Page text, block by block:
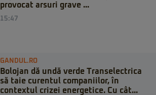
provocat arsuri grave ...
15:47
GANDUL.RO
Bolojan dă undă verde Transelectrica
să taie curentul companiilor, în
contextul crizei energetice. Cu cât...